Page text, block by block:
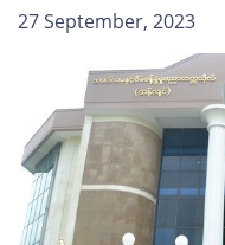
27 September, 2023